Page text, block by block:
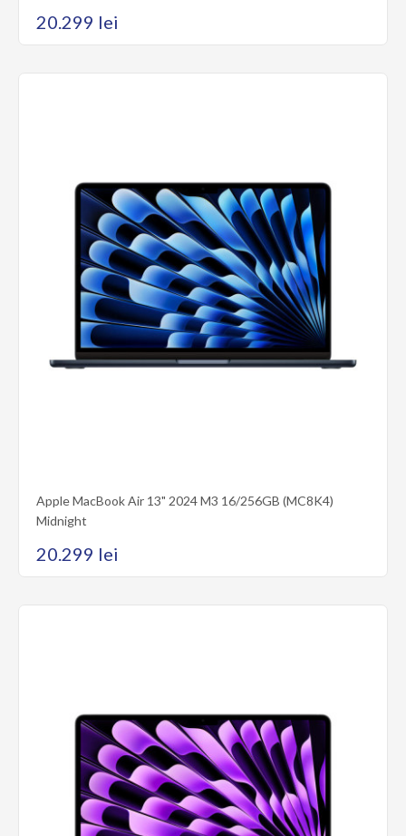
Apple MacBook Air 13" 2024 cu procesor M3, 16GB RAM și SSD
de 256GB este un laptop subțire, ușor și ..
20.299 lei
Cumpără acum
Adaugă la comparare
20.299 lei
Apple MacBook Air 13" 2024 M3 16/256GB (MC8K4)
Midnight
20.299 lei